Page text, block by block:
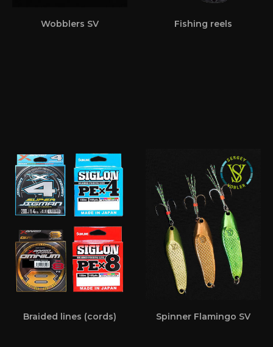
Wobblers SV Fishing reels
Braided lines (cords) Spinner Flamingo SV